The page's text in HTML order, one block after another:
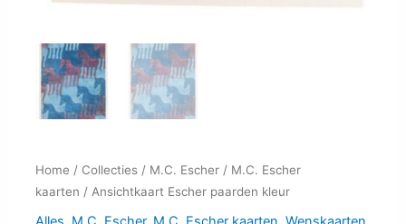
Home / Collecties/ M.C. Escher/ M.C. Escher
kaarten / Ansichtkaart Escher paarden kleur